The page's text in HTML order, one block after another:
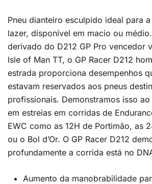
Pneu dianteiro esculpido ideal para
lazer, disponível em macio ou
derivado do D212 GP Pro vencedor
Isle of Man TT, o GP Racer D212
estrada proporciona desempenhos
estavam reservados aos pneus
profissionais. Demonstramos isso
em estreias em corridas de
EWC como as 12H de Portimão, as
ou o Bol d’Or. O GP Racer D212
profundamente a corrida está no
Aumento da manobrabilidade